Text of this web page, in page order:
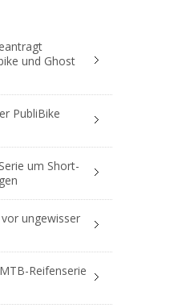
und Ghost
PubliBike
um Short-
ungewisser
Reifenserie